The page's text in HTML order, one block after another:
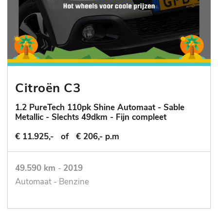
Citroën C3
1.2 PureTech 110pk Shine Automaat - Sable
Metallic - Slechts 49dkm - Fijn compleet
€ 11.925,-
of € 206,- p.m
49.590 km - 2019
Automaat - Benzine